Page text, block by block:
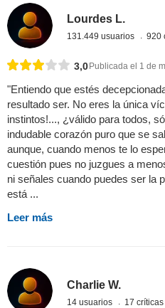
Lourdes L.
131.449 usuarios 920
3,0 Publicada el 1 de
"Entiendo que estés
resultado ser. No eres la única
instintos!..., ¿válido para todos,
indudable corazón puro que se
aunque, cuando menos te lo
cuestión pues no juzgues a
ni señales cuando puedes ser la
está ...
Leer más
Charlie W.
14 usuarios 17 críticas